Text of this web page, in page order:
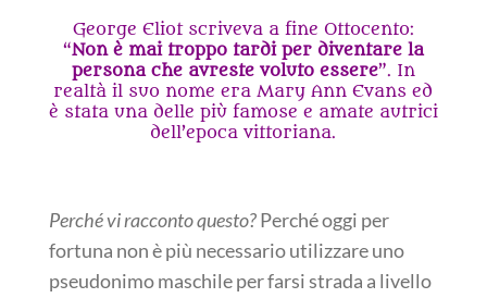
George Eliot scriveva a fine Ottocento:
“Non è mai troppo tardi per diventare la
persona che avreste voluto essere”. In
realtà il suo nome era Mary Ann Evans ed
è stata una delle più famose e amate autrici
dell’epoca vittoriana.
Perché vi racconto questo?Perché oggi per
fortuna non è più necessario utilizzare uno
pseudonimo maschile per farsi strada a livello